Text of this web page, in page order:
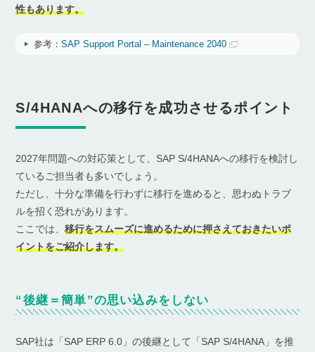
性もあります。
参考：SAP Support Portal – Maintenance 2040
S/4HANAへの移行を成功させるポイント
2027年問題への対応策として、SAP S/4HANAへの移行を検討し
ているご担当者も多いでしょう。
ただし、十分な準備を行わずに移行を進めると、思わぬトラブ
ルを招く恐れがあります。
ここでは、移行をスムーズに進めるために押さえておきたいポ
イントをご紹介します。
“後継＝簡単”の思い込みをしない
SAP社は「SAP ERP 6.0」の後継として「SAP S/4HANA」を推